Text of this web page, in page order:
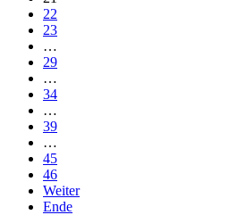
22
23
…
29
…
34
…
39
…
45
46
Weiter
Ende